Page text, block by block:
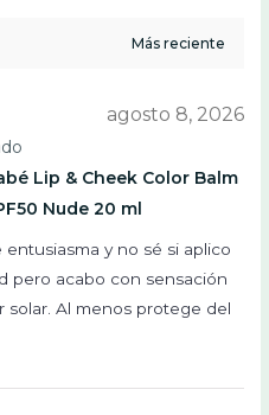
agosto 8, 2026
Lip & Cheek Color Balm
Nude 20 ml
entusiasma y no sé si aplico
pero acabo con sensación
Al menos protege del